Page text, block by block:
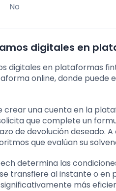
No
digitales en
digitales en plataformas
online, donde
crear una cuenta en la
que complete un
de devolución deseado.
que evalúan su
determina las
transfiere al instante o
más